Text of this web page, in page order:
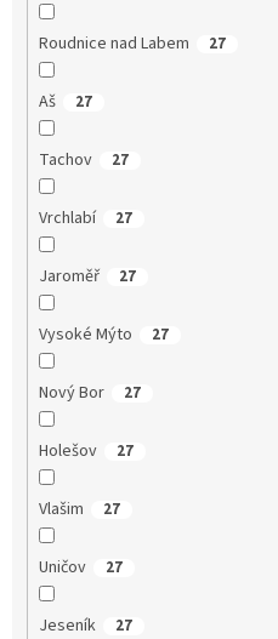
Roudnice nad Labem 27
Aš 27
Tachov 27
Vrchlabí 27
Jaroměř 27
Vysoké Mýto 27
Nový Bor 27
Holešov 27
Vlašim 27
Uničov 27
Jeseník 27